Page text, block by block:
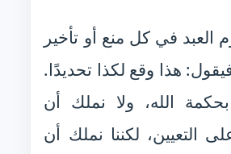
العبد في كل منع أو تأخير
هذا وقع لكذا تحديدًا.
الله، ولا نملك أن
التعيين، لكننا نملك أن